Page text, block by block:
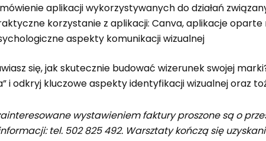
aplikacji wykorzystywanych do działań
korzystanie z aplikacji: Canva, aplikacje oparte
aspekty komunikacji wizualnej
się, jak skutecznie budować wizerunek swojej
i odkryj kluczowe aspekty identyfikacji wizualnej oraz
wystawieniem faktury proszone są o
tel. 502 825 492. Warsztaty kończą się